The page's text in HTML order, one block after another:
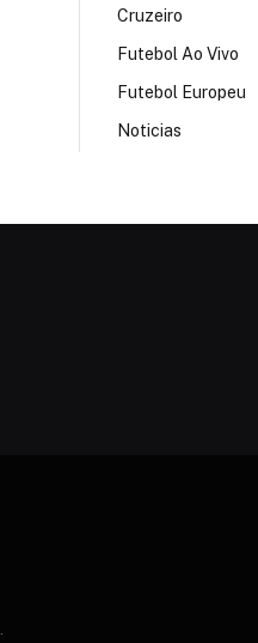
Cruzeiro
Futebol Ao Vivo
Futebol Europeu
Noticias
.